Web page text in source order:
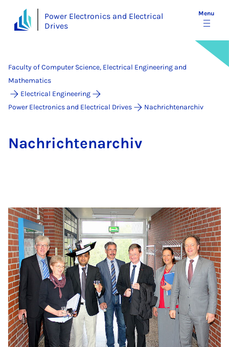
Power Electronics and Electrical
Drives
Menu
Faculty of Computer Science, Electrical Engineering and
Mathematics
Electrical Engineering
Power Electronics and Electrical Drives
Nachrichtenarchiv
Na­chrichten­archiv